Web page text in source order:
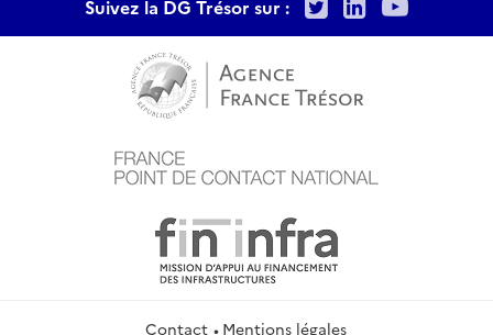
Suivez la DG Trésor sur :
Contact Mentions légales